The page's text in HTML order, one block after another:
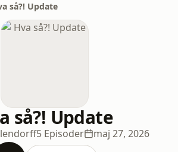
så?! Update
så?! Update
5 Episoder maj 27, 2026